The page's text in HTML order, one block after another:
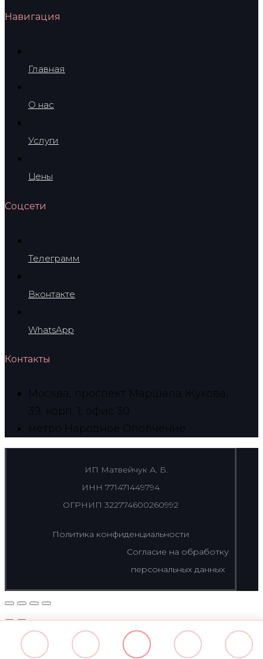
Навигация
Главная
О нас
Услуги
Цены
Соцсети
Телеграмм
Вконтакте
WhatsApp
Контакты
Москва, проспект Маршала Жукова,
39, корп. 1, офис 30
метро Народное Ополчение
ИП Матвейчук А. Б.
ИНН 771471449794
ОГРНИП 322774600260992
Политика конфиденциальности
Согласие на обработку
персональных данных